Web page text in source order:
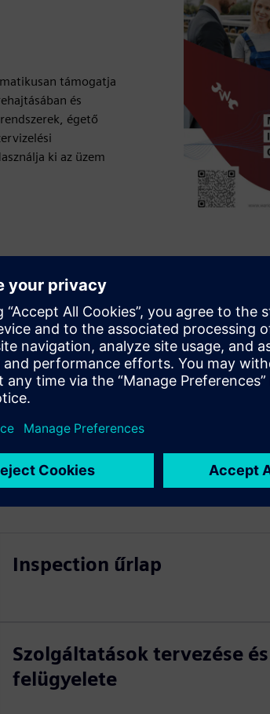
támogatja
és
égető
ki az üzem
Inspection űrlap
Szolgáltatások tervezése és
felügyelete